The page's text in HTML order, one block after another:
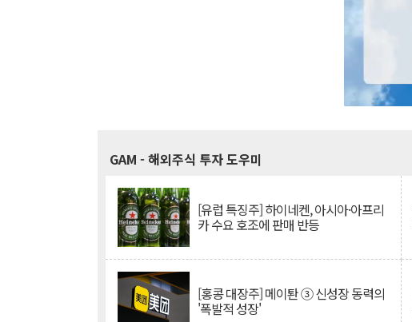
GAM - 해외주식 투자 도우미
[유럽 특징주] 하이네켄, 아시아·아프리
카 수요 호조에 판매 반등
[홍콩 대장주] 메이퇀 ③ 신성장 동력의
'폭발적 성장'